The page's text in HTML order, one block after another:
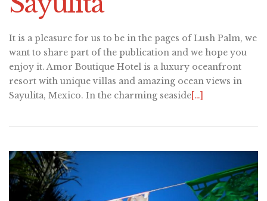
It is a pleasure for us to be in the pages of Lush Palm, we
want to share part of the publication and we hope you
enjoy it. Amor Boutique Hotel is a luxury oceanfront
resort with unique villas and amazing ocean views in
Sayulita, Mexico. In the charming seaside[…]